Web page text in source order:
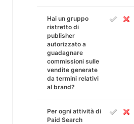
Hai un gruppo
ristretto di
publisher
autorizzato a
guadagnare
commissioni sulle
vendite generate
da termini relativi
al brand?
Per ogni attività di
Paid Search